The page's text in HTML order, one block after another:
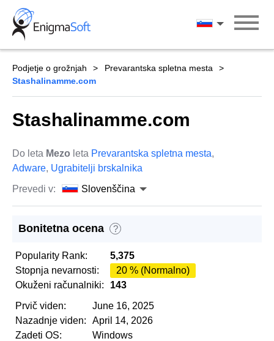
Skip
content
Slovenščina
Podjetje o grožnjah
Prevarantska spletna mesta
Stashalinamme.com
Stashalinamme.com
Do leta Mezo leta Prevarantska spletna mesta,
Adware, Ugrabitelji brskalnika
Prevedi v:
Slovenščina
Bonitetna ocena ?
Popularity Rank:
5,375
Stopnja nevarnosti:
20 % (Normalno)
Okuženi računalniki:
143
Prvič viden:
June 16, 2025
Nazadnje viden:
April 14, 2026
Zadeti OS:
Windows